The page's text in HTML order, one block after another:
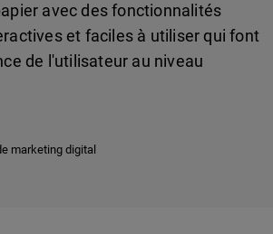
avec des fonctionnalités
et faciles à utiliser qui font
de l'utilisateur au niveau
marketing digital